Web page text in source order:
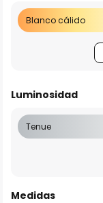
Blanco cálido
Luminosidad
Tenue
Medidas